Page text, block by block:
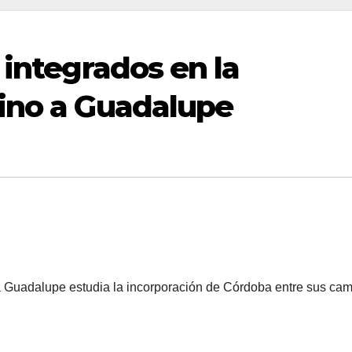
en la
a Guadalupe
estudia la incorporación de Córdoba entre sus